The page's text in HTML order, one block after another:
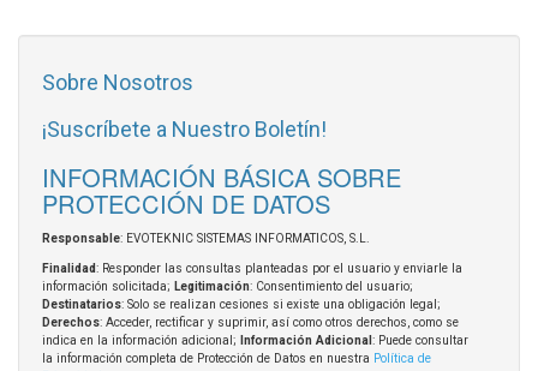
Sobre Nosotros
¡Suscríbete a Nuestro Boletín!
INFORMACIÓN BÁSICA SOBRE
PROTECCIÓN DE DATOS
Responsable: EVOTEKNIC SISTEMAS INFORMATICOS, S.L.
Finalidad: Responder las consultas planteadas por el usuario y enviarle la
información solicitada; Legitimación: Consentimiento del usuario;
Destinatarios: Solo se realizan cesiones si existe una obligación legal;
Derechos: Acceder, rectificar y suprimir, así como otros derechos, como se
indica en la información adicional;
Información Adicional : Puede consultar
la información completa de Protección de Datos en nuestra Política de